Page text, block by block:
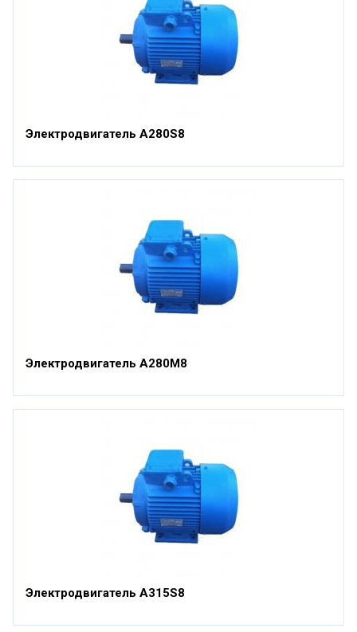
Электродвигатель А280S8
Электродвигатель А280М8
Электродвигатель А315S8